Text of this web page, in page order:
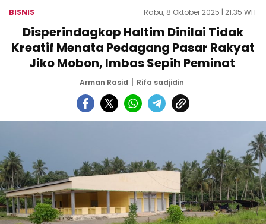
BISNIS Rabu, 8 Oktober 2025 | 21:35 WIT
Disperindagkop Haltim Dinilai Tidak
Kreatif Menata Pedagang Pasar Rakyat
Jiko Mobon, Imbas Sepih Peminat
Arman Rasid Rifa sadjidin